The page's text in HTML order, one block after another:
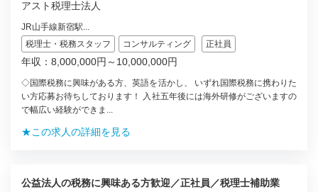
アスト税理士法人
JR山手線新宿駅...
税理士・税務スタッフ
コンサルティング 正社員
年収：8,000,000円～10,000,000円
◇国際税務に興味がある方、英語を活かし、 いずれ国際税務に携わりた
い方応募お待ちしております！ 入社五年後には海外研修がございますの
で幅広い経験ができま...
★この求人の詳細を見る
公益法人の税務に興味ある方歓迎／正社員／税理士補助業